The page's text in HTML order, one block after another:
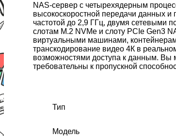
NAS-сервер с четырехядерным
высокоскоростной передачи данных
частотой до 2,9 ГГц, двумя сетевыми
слотам M.2 NVMe и слоту PCIe Gen3
виртуальными машинами,
транскодирование видео 4К в
возможностями доступа к данным. Вы
требовательны к пропускной
Тип
Модель